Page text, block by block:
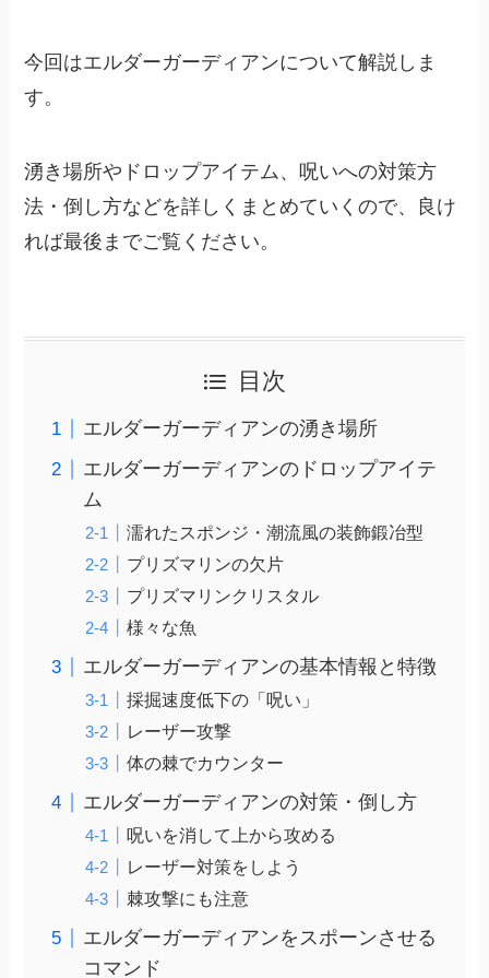
今回はエルダーガーディアンについて解説しま
す。
湧き場所やドロップアイテム、呪いへの対策方
法・倒し方などを詳しくまとめていくので、良け
れば最後までご覧ください。
目次
エルダーガーディアンの湧き場所
エルダーガーディアンのドロップアイテ
ム
濡れたスポンジ・潮流風の装飾鍛冶型
プリズマリンの欠片
プリズマリンクリスタル
様々な魚
エルダーガーディアンの基本情報と特徴
採掘速度低下の「呪い」
レーザー攻撃
体の棘でカウンター
エルダーガーディアンの対策・倒し方
呪いを消して上から攻める
レーザー対策をしよう
棘攻撃にも注意
エルダーガーディアンをスポーンさせる
コマンド